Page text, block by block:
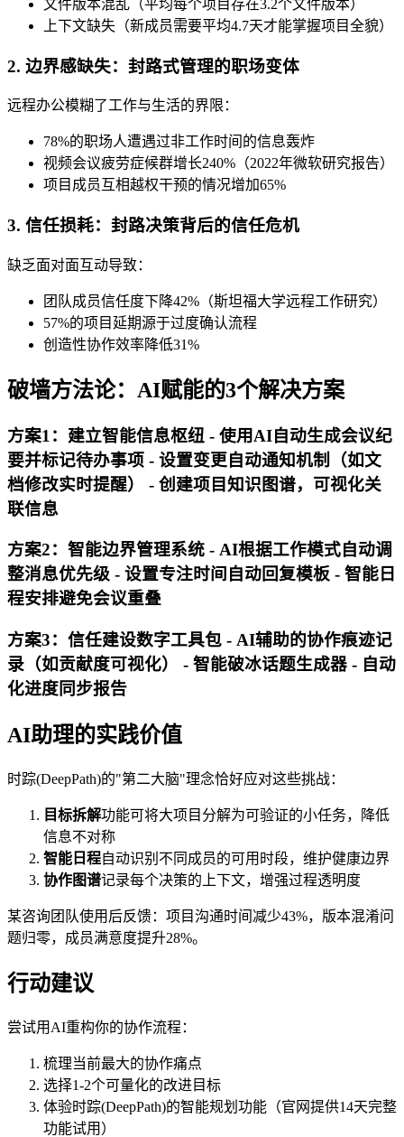
文件版本混乱（平均每个项目存在3.2个文件版本）
上下文缺失（新成员需要平均4.7天才能掌握项目全貌）
2. 边界感缺失：封路式管理的职场变体
远程办公模糊了工作与生活的界限：
78%的职场人遭遇过非工作时间的信息轰炸
视频会议疲劳症候群增长240%（2022年微软研究报告）
项目成员互相越权干预的情况增加65%
3. 信任损耗：封路决策背后的信任危机
缺乏面对面互动导致：
团队成员信任度下降42%（斯坦福大学远程工作研究）
57%的项目延期源于过度确认流程
创造性协作效率降低31%
破墙方法论：AI赋能的3个解决方案
方案1：建立智能信息枢纽 - 使用AI自动生成会议纪
要并标记待办事项 - 设置变更自动通知机制（如文
档修改实时提醒） - 创建项目知识图谱，可视化关
联信息
方案2：智能边界管理系统 - AI根据工作模式自动调
整消息优先级 - 设置专注时间自动回复模板 - 智能日
程安排避免会议重叠
方案3：信任建设数字工具包 - AI辅助的协作痕迹记
录（如贡献度可视化） - 智能破冰话题生成器 - 自动
化进度同步报告
AI助理的实践价值
时踪(DeepPath)的"第二大脑"理念恰好应对这些挑战：
目标拆解功能可将大项目分解为可验证的小任务，降低
信息不对称
智能日程自动识别不同成员的可用时段，维护健康边界
协作图谱记录每个决策的上下文，增强过程透明度
某咨询团队使用后反馈：项目沟通时间减少43%，版本混淆问
题归零，成员满意度提升28%。
行动建议
尝试用AI重构你的协作流程：
梳理当前最大的协作痛点
选择1-2个可量化的改进目标
体验时踪(DeepPath)的智能规划功能（官网提供14天完整
功能试用）